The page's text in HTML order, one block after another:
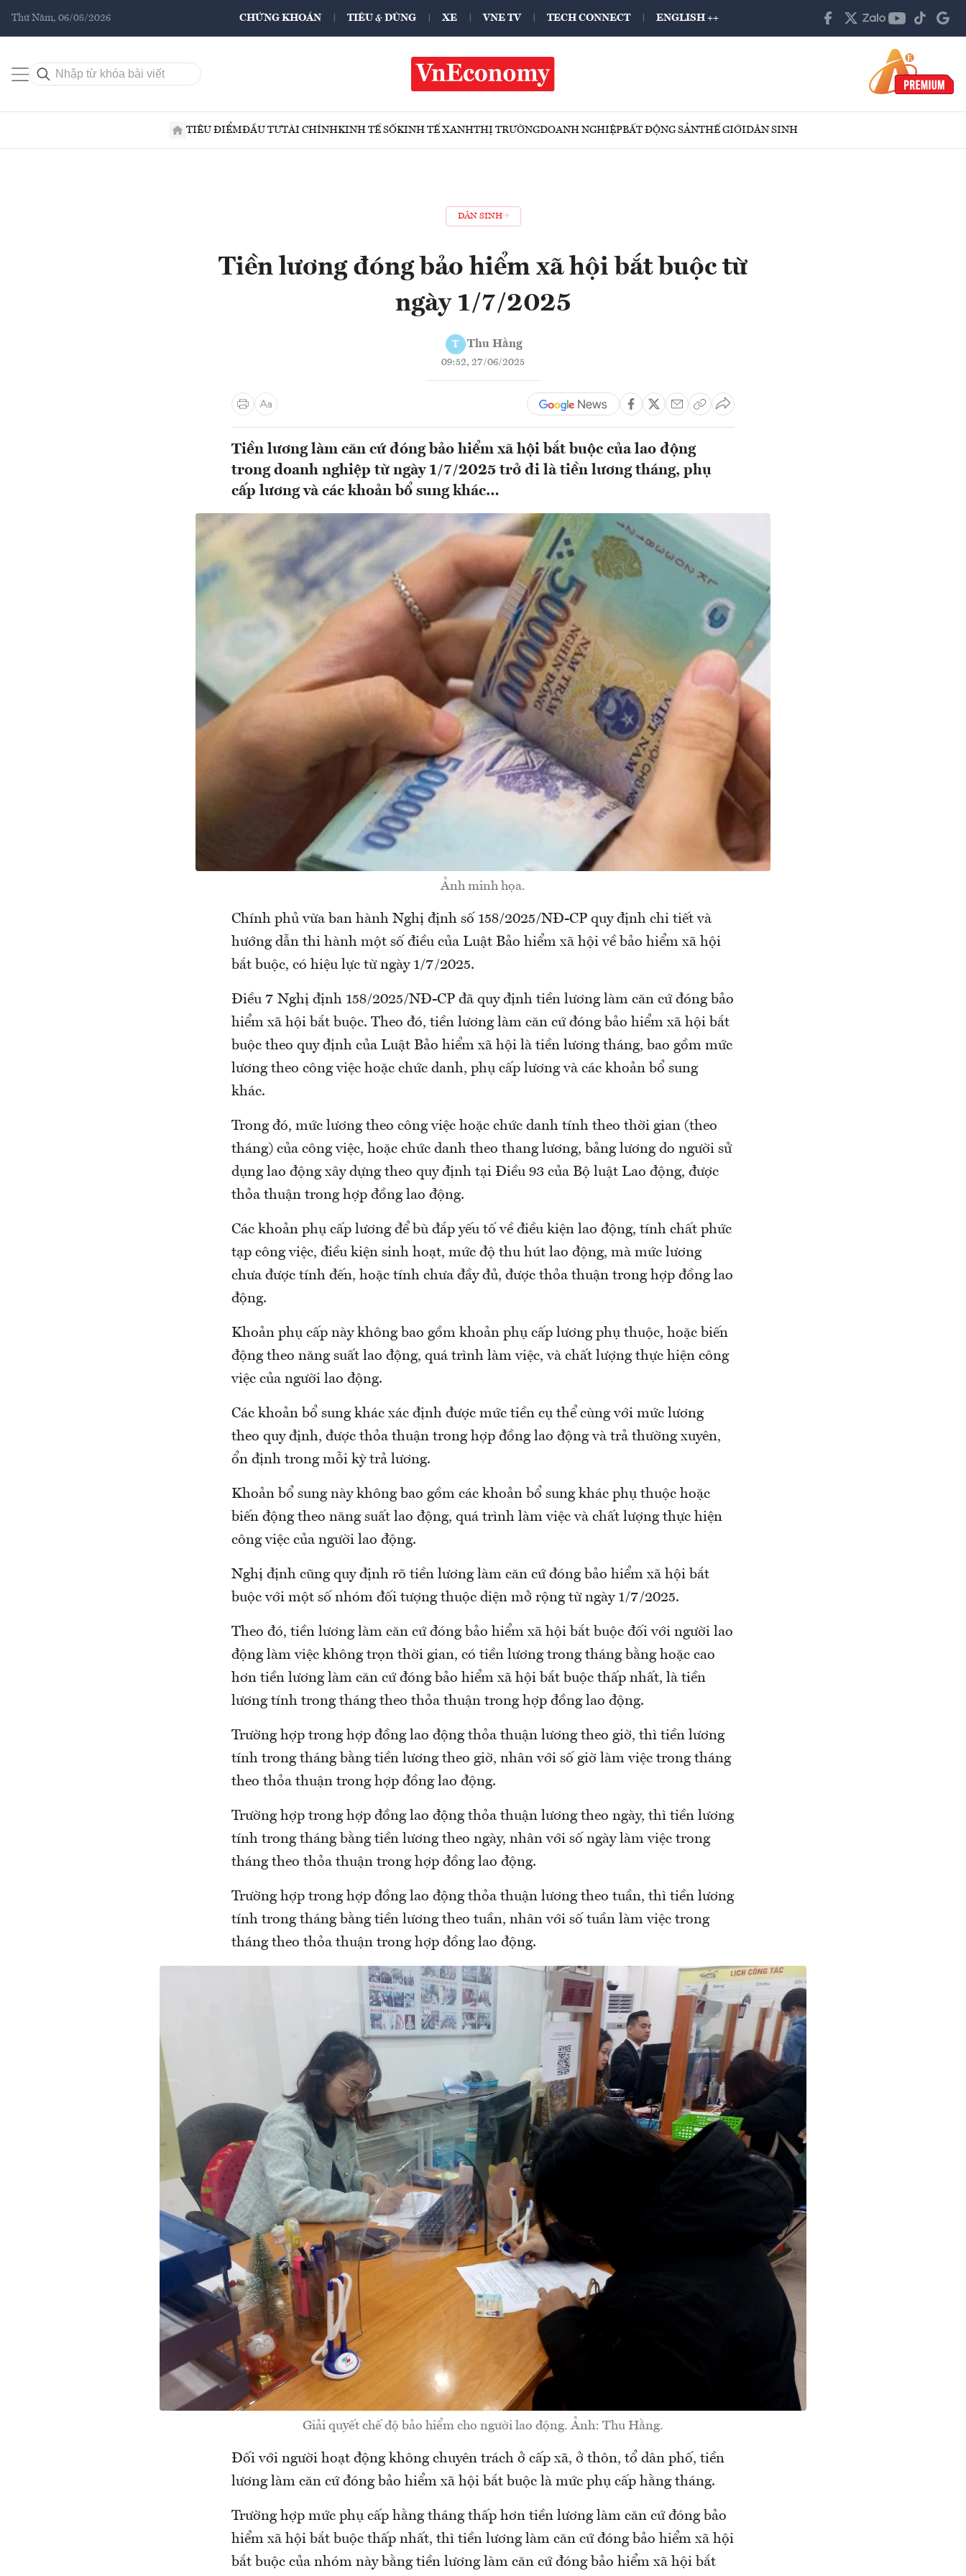
Thứ Năm, 06/08/2026 CHỨNG KHOÁN TIÊU & DÙNG XE VNE TV TECH CONNECT ENGLISH ++
TIÊU ĐIỂMĐẦU TƯTÀI CHÍNHKINH TẾ SỐKINH TẾ XANHTHỊ TRƯỜNGDOANH NGHIỆPBẤT ĐỘNG SẢNTHẾ GIỚIDÂN SINH
DÂN SINH
Tiền lương đóng bảo hiểm xã hội bắt buộc từ
ngày 1/7/2025
T Thu Hằng
09:52, 27/06/2025
Tiền lương làm căn cứ đóng bảo hiểm xã hội bắt buộc của lao động
trong doanh nghiệp từ ngày 1/7/2025 trở đi là tiền lương tháng, phụ
cấp lương và các khoản bổ sung khác…
Ảnh minh họa.
Chính phủ vừa ban hành Nghị định số 158/2025/NĐ-CP quy định chi tiết và
hướng dẫn thi hành một số điều của Luật Bảo hiểm xã hội về bảo hiểm xã hội
bắt buộc, có hiệu lực từ ngày 1/7/2025.
Điều 7 Nghị định 158/2025/NĐ-CP đã quy định tiền lương làm căn cứ đóng bảo
hiểm xã hội bắt buộc. Theo đó, tiền lương làm căn cứ đóng bảo hiểm xã hội bắt
buộc theo quy định của Luật Bảo hiểm xã hội là tiền lương tháng, bao gồm mức
lương theo công việc hoặc chức danh, phụ cấp lương và các khoản bổ sung
khác.
Trong đó, mức lương theo công việc hoặc chức danh tính theo thời gian (theo
tháng) của công việc, hoặc chức danh theo thang lương, bảng lương do người sử
dụng lao động xây dựng theo quy định tại Điều 93 của Bộ luật Lao động, được
thỏa thuận trong hợp đồng lao động.
Các khoản phụ cấp lương để bù đắp yếu tố về điều kiện lao động, tính chất phức
tạp công việc, điều kiện sinh hoạt, mức độ thu hút lao động, mà mức lương
chưa được tính đến, hoặc tính chưa đầy đủ, được thỏa thuận trong hợp đồng lao
động.
Khoản phụ cấp này không bao gồm khoản phụ cấp lương phụ thuộc, hoặc biến
động theo năng suất lao động, quá trình làm việc, và chất lượng thực hiện công
việc của người lao động.
Các khoản bổ sung khác xác định được mức tiền cụ thể cùng với mức lương
theo quy định, được thỏa thuận trong hợp đồng lao động và trả thường xuyên,
ổn định trong mỗi kỳ trả lương.
Khoản bổ sung này không bao gồm các khoản bổ sung khác phụ thuộc hoặc
biến động theo năng suất lao động, quá trình làm việc và chất lượng thực hiện
công việc của người lao động.
Nghị định cũng quy định rõ tiền lương làm căn cứ đóng bảo hiểm xã hội bắt
buộc với một số nhóm đối tượng thuộc diện mở rộng từ ngày 1/7/2025.
Theo đó, tiền lương làm căn cứ đóng bảo hiểm xã hội bắt buộc đối với người lao
động làm việc không trọn thời gian, có tiền lương trong tháng bằng hoặc cao
hơn tiền lương làm căn cứ đóng bảo hiểm xã hội bắt buộc thấp nhất, là tiền
lương tính trong tháng theo thỏa thuận trong hợp đồng lao động.
Trường hợp trong hợp đồng lao động thỏa thuận lương theo giờ, thì tiền lương
tính trong tháng bằng tiền lương theo giờ, nhân với số giờ làm việc trong tháng
theo thỏa thuận trong hợp đồng lao động.
Trường hợp trong hợp đồng lao động thỏa thuận lương theo ngày, thì tiền lương
tính trong tháng bằng tiền lương theo ngày, nhân với số ngày làm việc trong
tháng theo thỏa thuận trong hợp đồng lao động.
Trường hợp trong hợp đồng lao động thỏa thuận lương theo tuần, thì tiền lương
tính trong tháng bằng tiền lương theo tuần, nhân với số tuần làm việc trong
tháng theo thỏa thuận trong hợp đồng lao động.
Giải quyết chế độ bảo hiểm cho người lao động. Ảnh: Thu Hằng.
Đối với người hoạt động không chuyên trách ở cấp xã, ở thôn, tổ dân phố, tiền
lương làm căn cứ đóng bảo hiểm xã hội bắt buộc là mức phụ cấp hằng tháng.
Trường hợp mức phụ cấp hằng tháng thấp hơn tiền lương làm căn cứ đóng bảo
hiểm xã hội bắt buộc thấp nhất, thì tiền lương làm căn cứ đóng bảo hiểm xã hội
bắt buộc của nhóm này bằng tiền lương làm căn cứ đóng bảo hiểm xã hội bắt